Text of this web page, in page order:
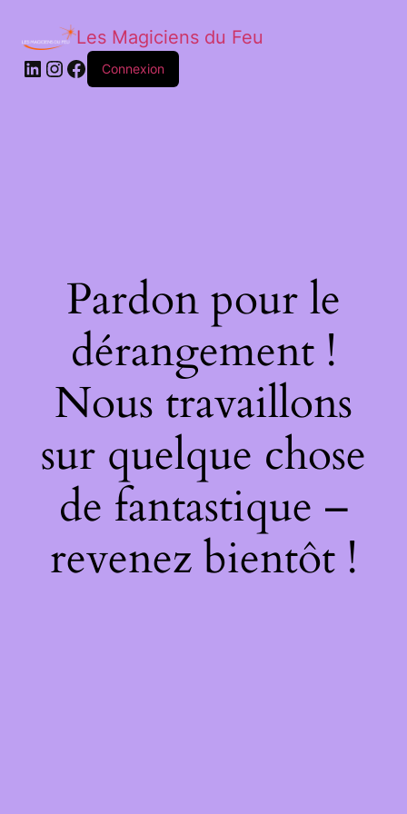
Les Magiciens du Feu
LinkedIn
Instagram
Facebook
Connexion
Pardon pour le
dérangement !
Nous travaillons
sur quelque chose
de fantastique –
revenez bientôt !